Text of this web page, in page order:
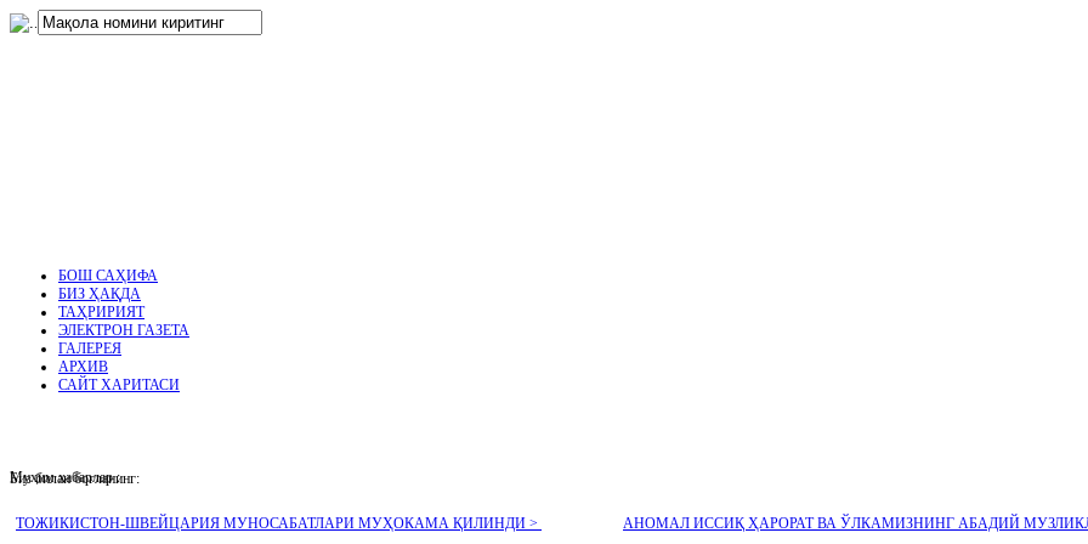
.
БОШ САҲИФА
БИЗ ҲАҚДА
ТАҲРИРИЯТ
ЭЛЕКТРОН ГАЗЕТА
ГАЛЕРЕЯ
АРХИВ
САЙТ ХАРИТАСИ
Муҳим хабарлар :
ТОЖИКИСТОН-ШВЕЙЦАРИЯ МУНОСАБАТЛАРИ МУҲОКАМА ҚИЛИНДИ > АНОМАЛ ИССИҚ ҲАРОРАТ ВА ЎЛКАМИЗНИНГ АБАДИЙ
Биз билан боғланинг: